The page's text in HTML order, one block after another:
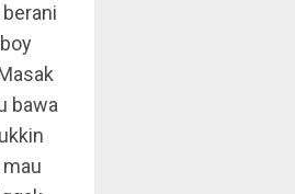
bawa